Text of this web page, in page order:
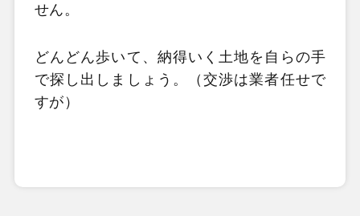
せん。
どんどん歩いて、納得いく土地を自らの手
で探し出しましょう。（交渉は業者任せで
すが）